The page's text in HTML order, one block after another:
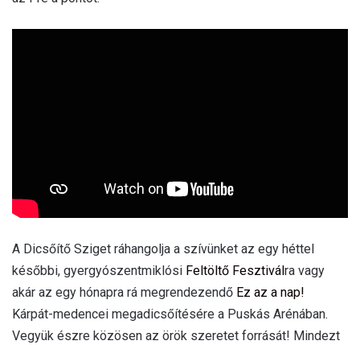
A Dicsőítő Sziget ráhangolja a szívünket az egy héttel
későbbi, gyergyószentmiklósi Feltöltő Fesztivál ra vagy
akár az egy hónapra rá megrendezendő Ez az a nap!
Kárpát-medencei megadicsőítésére a Puskás Arénában.
Vegyük észre közösen az örök szeretet forrását! Mindezt